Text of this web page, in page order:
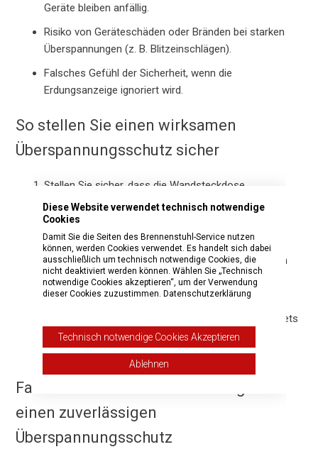
Geräte bleiben anfällig.
Risiko von Geräteschäden oder Bränden bei starken
Überspannungen (z. B. Blitzeinschlägen).
Falsches Gefühl der Sicherheit, wenn die
Erdungsanzeige ignoriert wird.
So stellen Sie einen wirksamen
Überspannungsschutz sicher
Stellen Sie sicher, dass die Wandsteckdose
ordnungsgemäß geerdet ist (überprüfen Sie die
Erdungsanzeige an Ihrem brennenstuhl®
Überspannungsschutz).
Wenden Sie sich an einen zertifizierten Elektriker, um
Ihr Erdungssystem überprüfen oder nachrüsten zu
lassen, wenn Sie sich nicht sicher sind.
Befolgen Sie bei der Installation und Überprüfung stets
die Anweisungen in der Bedienungsanleitung des
Überspannungsschutzes.
Fazit: Priorisieren Sie die Erdung für
einen zuverlässigen
Überspannungsschutz
Diese Website verwendet technisch notwendige
Cookies
Damit Sie die Seiten des Brennenstuhl-Service nutzen
können, werden Cookies verwendet. Es handelt sich dabei
ausschließlich um technisch notwendige Cookies, die
nicht deaktiviert werden können. Wählen Sie „Technisch
notwendige Cookies akzeptieren“, um der Verwendung
dieser Cookies zuzustimmen. Datenschutzerklärung
Technisch notwendige Cookies Akzeptieren
Ablehnen